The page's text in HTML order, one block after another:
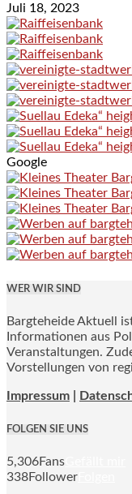
Juli 18, 2023
Google
WER WIR SIND
Bargteheide Aktuell
Informationen aus
Veranstaltungen.
Vorstellungen von
Impressum
FOLGEN SIE UNS
5,306Fans
338Follower